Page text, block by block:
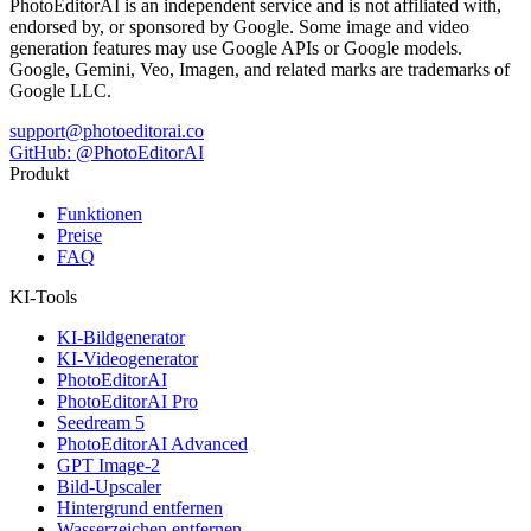
PhotoEditorAI is an independent service and is not affiliated with,
endorsed by, or sponsored by Google. Some image and video
generation features may use Google APIs or Google models.
Google, Gemini, Veo, Imagen, and related marks are trademarks of
Google LLC.
support@photoeditorai.co
GitHub: @PhotoEditorAI
Produkt
Funktionen
Preise
FAQ
KI-Tools
KI-Bildgenerator
KI-Videogenerator
PhotoEditorAI
PhotoEditorAI Pro
Seedream 5
PhotoEditorAI Advanced
GPT Image-2
Bild-Upscaler
Hintergrund entfernen